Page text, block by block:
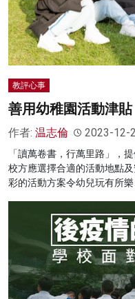
教評心事
善用幼稚園活動津貼
作者: 温志倫 2023-12-
「讀萬卷書，行萬里路」，
校方應選擇合適的活動地點
彩的活動方案令幼兒玩有所樂